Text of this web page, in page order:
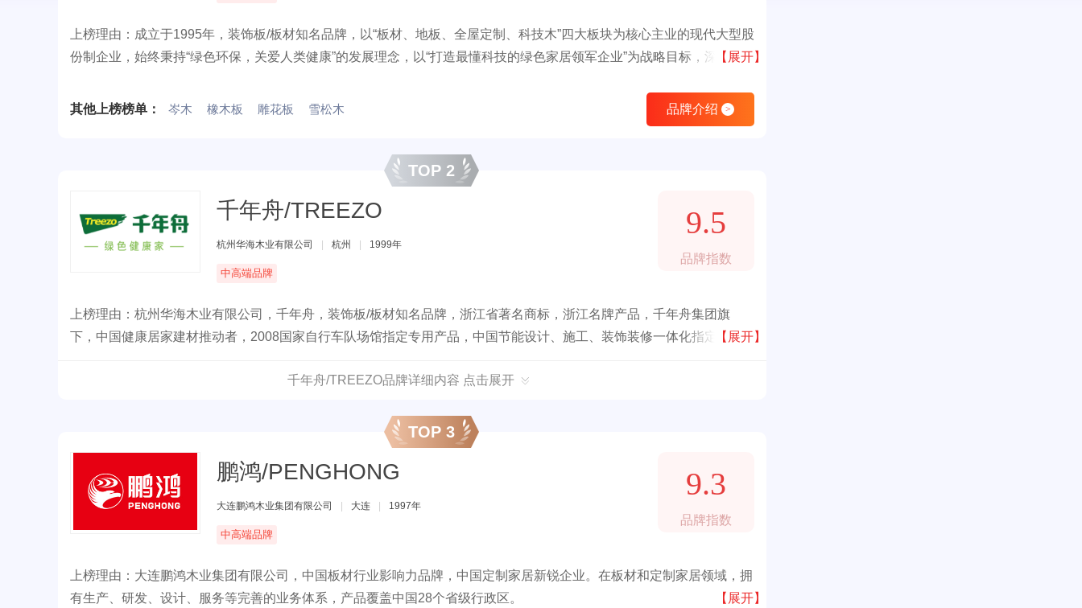
上榜理由：成立于1995年，装饰板/板材知名品牌，以“板材、地板、全屋定制、科技木”四大板块为核心主业的现代大型股
份制企业，始终秉持“绿色环保，关爱人类健康”的发展理念，以“打造最懂科技的绿色家居领军企业”为战略目标，深耕于
【展开】
其他上榜榜单： 岑木 橡木板 雕花板 雪松木 品牌介绍 >
TOP 2
千年舟/TREEZO
杭州华海木业有限公司 杭州 1999年
中高端品牌
9.5
品牌指数
上榜理由：杭州华海木业有限公司，千年舟，装饰板/板材知名品牌，浙江省著名商标，浙江名牌产品，千年舟集团旗
下，中国健康居家建材推动者，2008国家自行车队场馆指定专用产品，中国节能设计、施工、装饰装修一体化指定绿色
【展开】
千年舟/TREEZO品牌详细内容 点击展开
TOP 3
鹏鸿/PENGHONG
大连鹏鸿木业集团有限公司 大连 1997年
中高端品牌
9.3
品牌指数
上榜理由：大连鹏鸿木业集团有限公司，中国板材行业影响力品牌，中国定制家居新锐企业。在板材和定制家居领域，拥
有生产、研发、设计、服务等完善的业务体系，产品覆盖中国28个省级行政区。
【展开】